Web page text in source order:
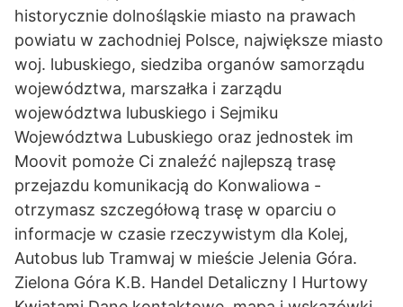
historycznie dolnośląskie miasto na prawach
powiatu w zachodniej Polsce, największe miasto
woj. lubuskiego, siedziba organów samorządu
województwa, marszałka i zarządu
województwa lubuskiego i Sejmiku
Województwa Lubuskiego oraz jednostek im
Moovit pomoże Ci znaleźć najlepszą trasę
przejazdu komunikacją do Konwaliowa -
otrzymasz szczegółową trasę w oparciu o
informacje w czasie rzeczywistym dla Kolej,
Autobus lub Tramwaj w mieście Jelenia Góra.
Zielona Góra K.B. Handel Detaliczny I Hurtowy